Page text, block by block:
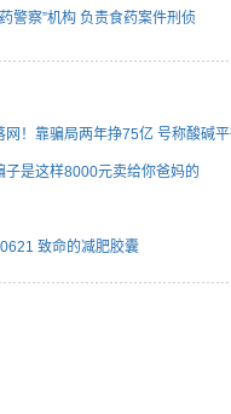
警察”机构 负责食药案件刑侦
网！靠骗局两年挣75亿 号称酸碱
子是这样8000元卖给你爸妈的
致命的减肥胶囊